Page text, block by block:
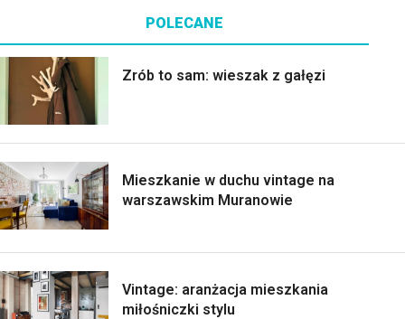
POLECANE
Zrób to sam: wieszak z gałęzi
Mieszkanie w duchu vintage na
warszawskim Muranowie
Vintage: aranżacja mieszkania
miłośniczki stylu